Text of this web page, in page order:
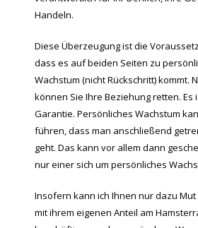
Handeln.
Diese Überzeugung ist die
dass es auf beiden Seiten zu
Wachstum (nicht Rückschritt) kommt.
können Sie Ihre Beziehung retten. Es
Garantie. Persönliches Wachstum
führen, dass man anschließend
geht. Das kann vor allem dann
nur einer sich um persönliches
Insofern kann ich Ihnen nur dazu Mut
mit ihrem eigenen Anteil am